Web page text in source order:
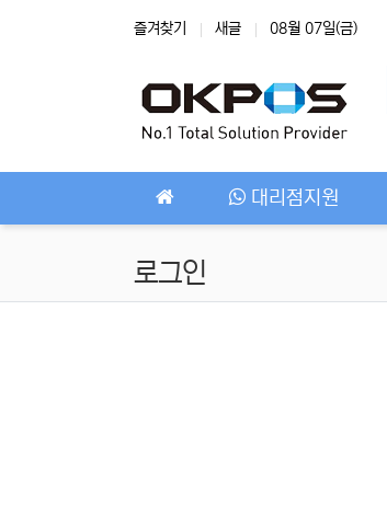
즐겨찾기 새글 08월 07일(금)
대리점지원
로그인